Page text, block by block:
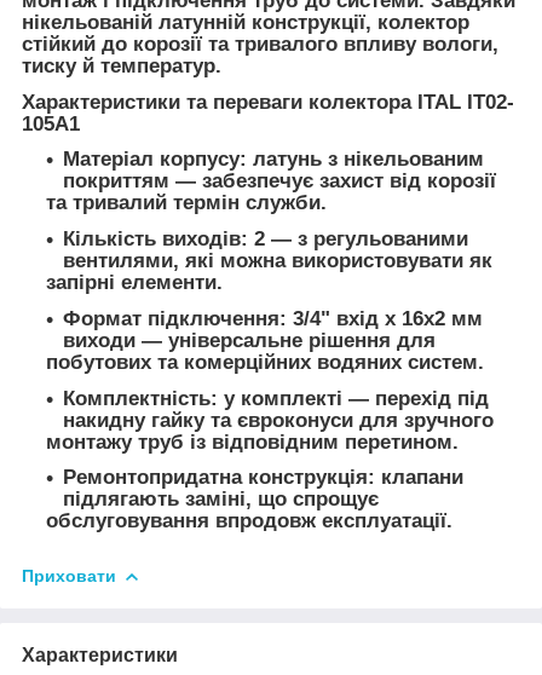
нікельованій латунній конструкції, колектор
стійкий до корозії та тривалого впливу вологи,
тиску й температур.
Характеристики та переваги колектора ITAL IT02-
105A1
Матеріал корпусу: латунь з нікельованим
покриттям — забезпечує захист від корозії
та тривалий термін служби.
Кількість виходів: 2 — з регульованими
вентилями, які можна використовувати як
запірні елементи.
Формат підключення: 3/4" вхід x 16x2 мм
виходи — універсальне рішення для
побутових та комерційних водяних систем.
Комплектність: у комплекті — перехід під
накидну гайку та євроконуси для зручного
монтажу труб із відповідним перетином.
Ремонтопридатна конструкція: клапани
підлягають заміні, що спрощує
обслуговування впродовж експлуатації.
Приховати
Характеристики